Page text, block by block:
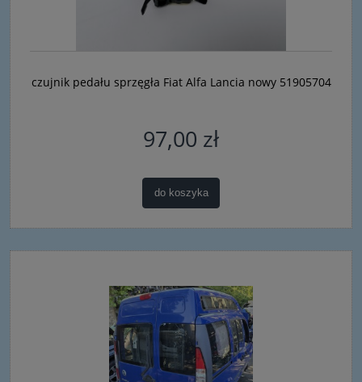
czujnik pedału sprzęgła Fiat Alfa Lancia nowy 51905704
97,00 zł
do koszyka